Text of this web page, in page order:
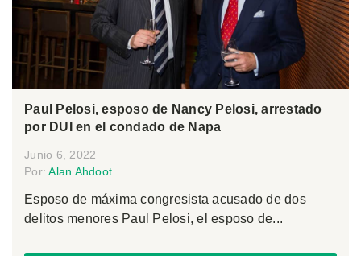
Paul Pelosi, esposo de Nancy Pelosi, arrestado
por DUI en el condado de Napa
Junio 6, 2022
Por:Alan Ahdoot
Esposo de máxima congresista acusado de dos
delitos menores Paul Pelosi, el esposo de...